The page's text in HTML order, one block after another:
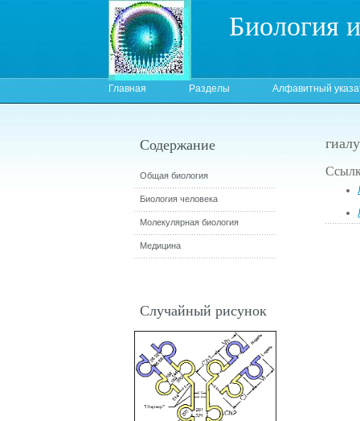
Биология
Главная Разделы Алфавитный
Содержание
Общая биология
Биология человека
Молекулярная биология
Медицина
Случайный рисунок